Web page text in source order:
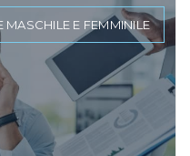
MASCHILE E FEMMINILE